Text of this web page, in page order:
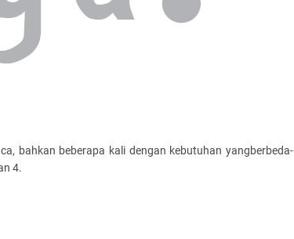
bahkan beberapa kali dengan kebutuhan yangberbeda-
4.